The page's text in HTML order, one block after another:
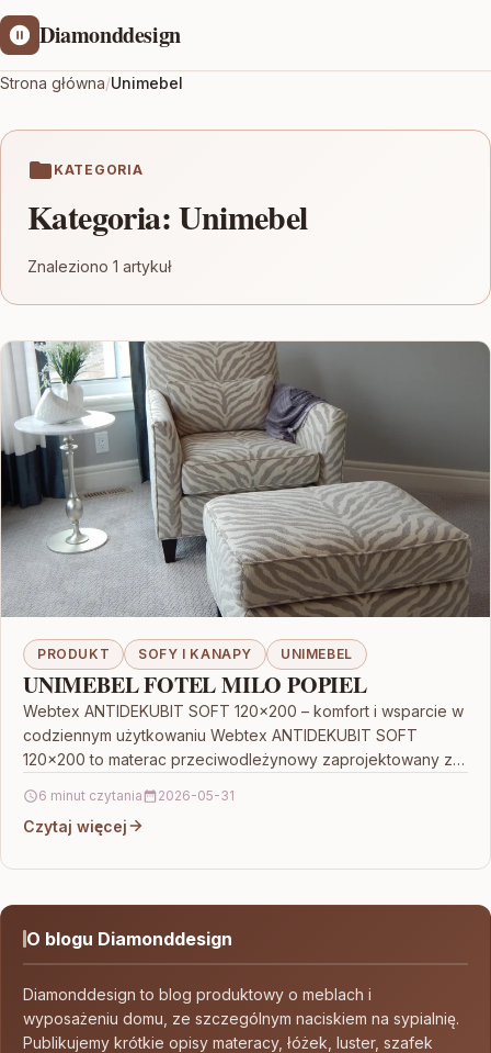
Diamonddesign
Strona główna/Unimebel
KATEGORIA
Kategoria:Unimebel
Znaleziono 1 artykuł
PRODUKT SOFY I KANAPY UNIMEBEL
UNIMEBEL FOTEL MILO POPIEL
Webtex ANTIDEKUBIT SOFT 120×200 – komfort i wsparcie w
codziennym użytkowaniu Webtex ANTIDEKUBIT SOFT
120×200 to materac przeciwodleżynowy zaprojektowany z
6 minut czytania 2026-05-31
Czytaj więcej
O blogu Diamonddesign
Diamonddesign to blog produktowy o meblach i
wyposażeniu domu, ze szczególnym naciskiem na sypialnię.
Publikujemy krótkie opisy materacy, łóżek, luster, szafek